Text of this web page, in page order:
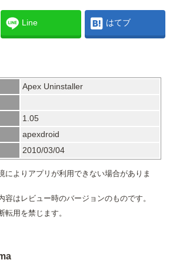
Line はてブ
Apex Uninstaller
1.05
apexdroid
2010/03/04
によりアプリが利用できない場合がありま
はレビュー時のバージョンのものです。
用を禁じます。